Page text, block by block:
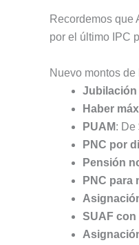
Recordemos que
por el último IPC
Nuevo montos
Jubilación
Haber
PUAM: De
PNC por
Pensión
PNC para
SUAF con